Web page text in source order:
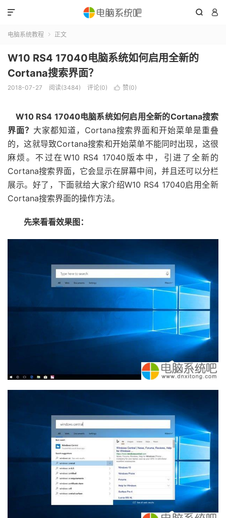
 

电脑系统教程  正文
W10 RS4 17040电脑系统如何启用全新的
Cortana搜索界面？
2018-07-27 阅读(3484) 评论(0)  赞(0)
W10 RS4 17040电脑系统如何启用全新的Cortana搜索
界面？ 大家都知道，Cortana搜索界面和开始菜单是重叠
的，这就导致Cortana搜索和开始菜单不能同时出现，这很
麻烦。不过在W10 RS4 17040版本中，引进了全新的
Cortana搜索界面，它会显示在屏幕中间，并且还可以分栏
展示。好了，下面就给大家介绍W10 RS4 17040启用全新
Cortana搜索界面的操作方法。
先来看看效果图：